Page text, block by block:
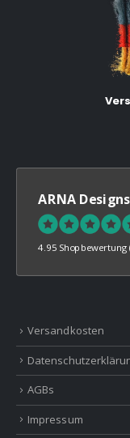
ARNA Designs
4.95 Shopbewertung
Versandkosten
AGBs
Impressum